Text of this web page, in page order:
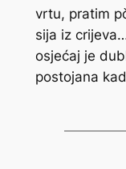
vrtu, pratim
sija iz
osjećaj je
postojana